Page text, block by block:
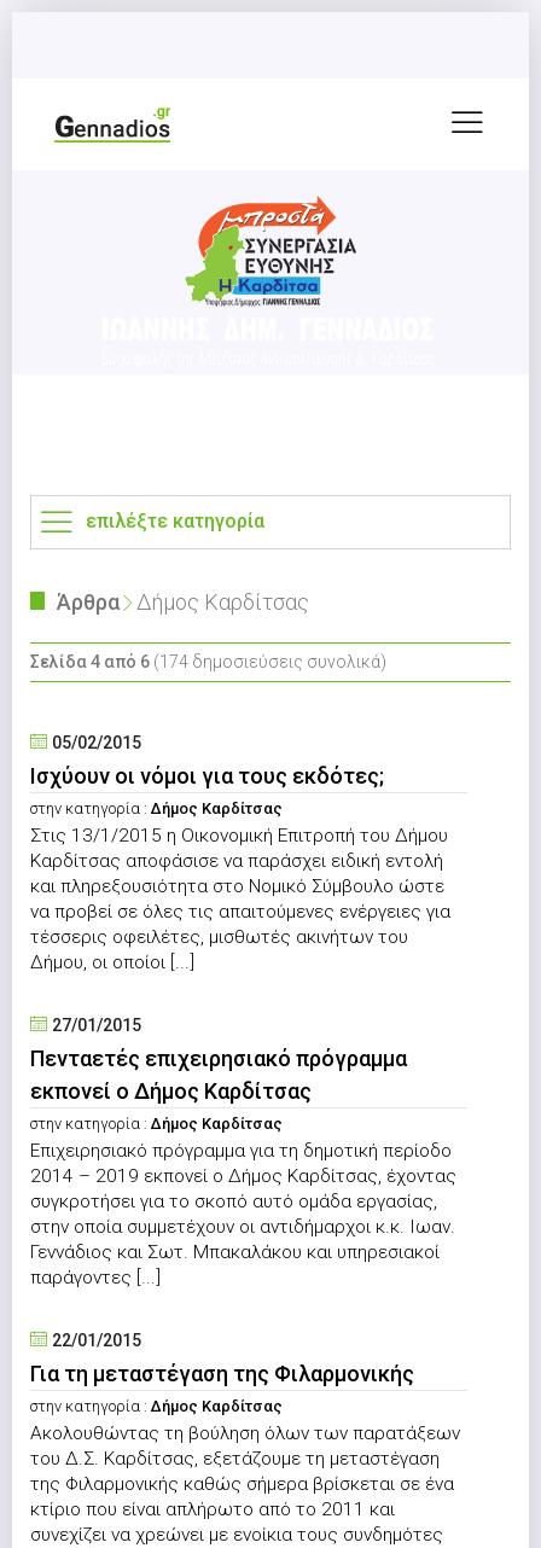
επιλέξτε κατηγορία
Άρθρα Δήμος Καρδίτσας
Σελίδα 4 από 6 (174 δημοσιεύσεις συνολικά)
05/02/2015
Ισχύουν οι νόμοι για τους εκδότες;
στην κατηγορία : Δήμος Καρδίτσας
Στις 13/1/2015 η Οικονομική Επιτροπή του Δήμου
Καρδίτσας αποφάσισε να παράσχει ειδική εντολή
και πληρεξουσιότητα στο Νομικό Σύμβουλο ώστε
να προβεί σε όλες τις απαιτούμενες ενέργειες για
τέσσερις οφειλέτες, μισθωτές ακινήτων του
Δήμου, οι οποίοι [...]
27/01/2015
Πενταετές επιχειρησιακό πρόγραμμα
εκπονεί ο Δήμος Καρδίτσας
στην κατηγορία : Δήμος Καρδίτσας
Επιχειρησιακό πρόγραμμα για τη δημοτική περίοδο
2014 – 2019 εκπονεί ο Δήμος Καρδίτσας, έχοντας
συγκροτήσει για το σκοπό αυτό ομάδα εργασίας,
στην οποία συμμετέχουν οι αντιδήμαρχοι κ.κ. Ιωαν.
Γεννάδιος και Σωτ. Μπακαλάκου και υπηρεσιακοί
παράγοντες [...]
22/01/2015
Για τη μεταστέγαση της Φιλαρμονικής
στην κατηγορία : Δήμος Καρδίτσας
Ακολουθώντας τη βούληση όλων των παρατάξεων
του Δ.Σ. Καρδίτσας, εξετάζουμε τη μεταστέγαση
της Φιλαρμονικής καθώς σήμερα βρίσκεται σε ένα
κτίριο που είναι απλήρωτο από το 2011 και
συνεχίζει να χρεώνει με ενοίκια τους συνδημότες